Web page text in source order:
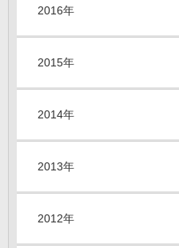
2016年
2015年
2014年
2013年
2012年